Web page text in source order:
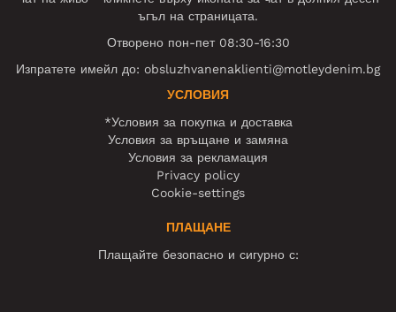
ъгъл на страницата.
Отворено пон-пет 08:30-16:30
Изпратете имейл до: obsluzhvanenaklienti@motleydenim.bg
УСЛОВИЯ
*Условия за покупка и доставка
Условия за връщане и замяна
Условия за рекламация
Privacy policy
Cookie-settings
ПЛАЩАНЕ
Плащайте безопасно и сигурно с: